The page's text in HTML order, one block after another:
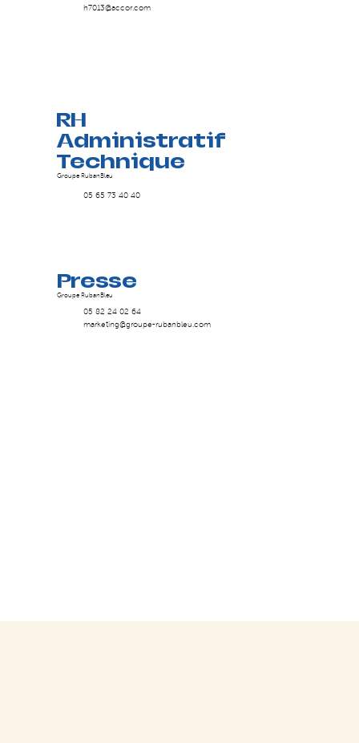
h7013@accor.com
RH
Administratif
Technique
Groupe RubanBleu
05 65 73 40 40
Presse
Groupe RubanBleu
05 82 24 02 64
marketing@groupe-rubanbleu.com